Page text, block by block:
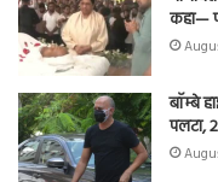
कहा—
बॉम्बे
पलटा,